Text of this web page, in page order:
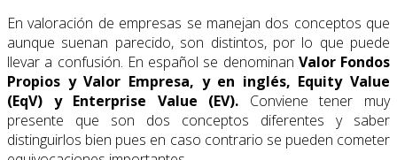
En valoración de empresas se manejan dos conceptos que
aunque suenan parecido, son distintos, por lo que puede
llevar a confusión. En español se denominan Valor Fondos
Propios y Valor Empresa, y en inglés, Equity Value
(EqV) y Enterprise Value (EV). Conviene tener muy
presente que son dos conceptos diferentes y saber
distinguirlos bien pues en caso contrario se pueden cometer